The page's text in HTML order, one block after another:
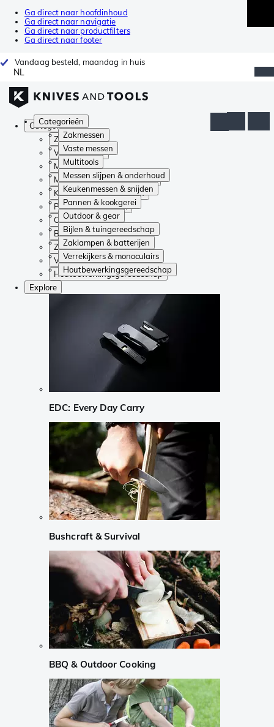
Ga direct naar hoofdinhoud
Ga direct naar navigatie
Ga direct naar productfilters
Ga direct naar footer
Vandaag besteld, maandag in huis
NL
Categorieën
Zakmessen
Vaste messen
Multitools
Messen slijpen & onderhoud
Keukenmessen & snijden
Pannen & kookgerei
Outdoor & gear
Bijlen & tuingereedschap
Zaklampen & batterijen
Verrekijkers & monoculairs
Houtbewerkingsgereedschap
Categorieën
Zakmessen
Vaste messen
Multitools
Messen slijpen & onderhoud
Keukenmessen & snijden
Pannen & kookgerei
Outdoor & gear
Bijlen & tuingereedschap
Zaklampen & batterijen
Verrekijkers & monoculairs
Houtbewerkingsgereedschap
Explore
EDC: Every Day Carry
Bushcraft & Survival
BBQ & Outdoor Cooking